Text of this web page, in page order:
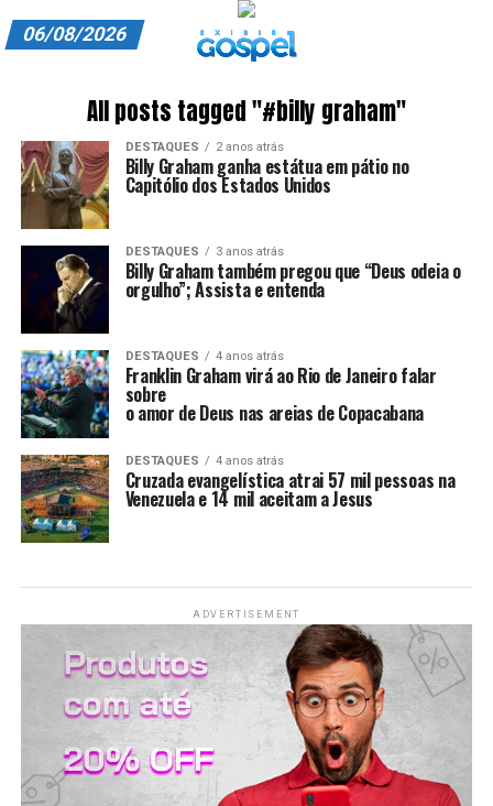
ASSINE
CARRINHO
EDITORIAL
ENTREVISTAS
EXPEDIENTE
FINALIZAR COMPRA
HOME
LANÇAMENTOS
06/08/2026
All posts tagged "#billy graham"
DESTAQUES 2 anos atrás
Billy Graham ganha estátua em pátio no
Capitólio dos Estados Unidos
DESTAQUES 3 anos atrás
Billy Graham também pregou que “Deus odeia o
orgulho”; Assista e entenda
DESTAQUES 4 anos atrás
Franklin Graham virá ao Rio de Janeiro falar
sobre
o amor de Deus nas areias de Copacabana
DESTAQUES 4 anos atrás
Cruzada evangelística atrai 57 mil pessoas na
Venezuela e 14 mil aceitam a Jesus
ADVERTISEMENT